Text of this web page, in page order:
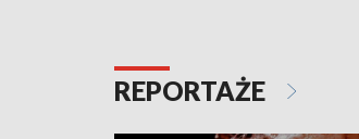
REPORTAŻE